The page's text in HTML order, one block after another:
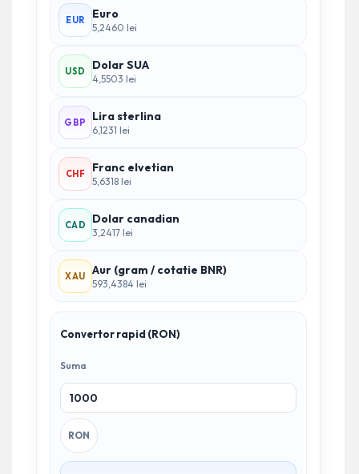
EUR Euro
5,2460 lei
USD Dolar SUA
4,5503 lei
GBP Lira sterlina
6,1231 lei
CHF Franc elvetian
5,6318 lei
CAD Dolar canadian
3,2417 lei
XAU Aur (gram / cotatie BNR)
593,4384 lei
Convertor rapid (RON)
Suma
RON